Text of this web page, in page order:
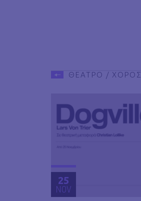
ΘΕΑΤΡΟ / ΧΟΡΟΣ
25
NOV